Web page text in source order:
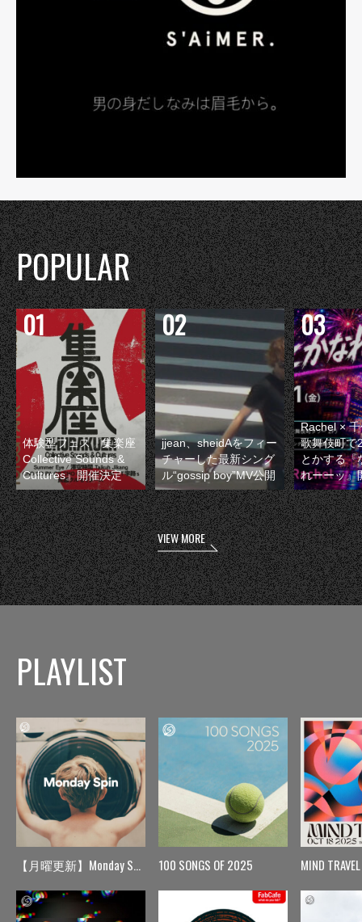
POPULAR
体験型フェス『集楽座
Collective Sounds &
Cultures』開催決定
jjean、sheidAをフィー
チャーした最新シング
ル“gossip boy”MV公開
Rachel ×
歌舞伎町で
とかする『
れーーッ』
VIEW MORE
PLAYLIST
【月曜更新】Monday Spin 100 SONGS OF 2025 MIND TRAVEL